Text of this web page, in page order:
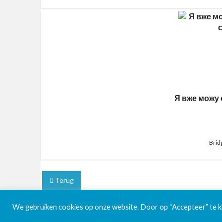
Я вже можу
Terug
We gebruiken cookies op onze website. Door op “Accepteer” te